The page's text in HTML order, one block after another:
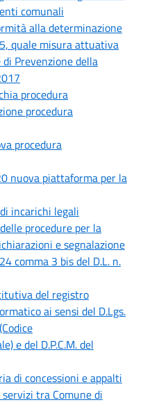
comunali
alla determinazione
quale misura attuativa
Prevenzione della
procedura
procedura
procedura
nuova piattaforma per la
incarichi legali
procedure per la
e segnalazione
comma 3 bis del D.L. n.
del registro
ai sensi del D.Lgs.
e del D.P.C.M. del
di concessioni e appalti
tra Comune di